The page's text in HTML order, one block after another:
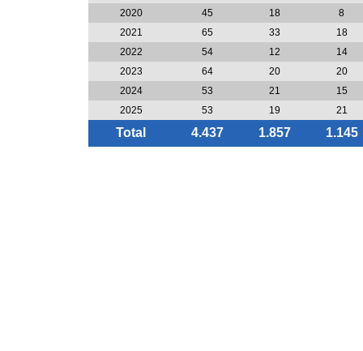
2020
45 18
8
2021
65 33
18
2022
54 12
14
2023
64 20
20
2024
53 21
15
2025
53 19 21
Total 4.437 1.857 1.145